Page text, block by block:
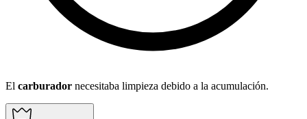
El carburador necesitaba limpieza debido a la acumulación.